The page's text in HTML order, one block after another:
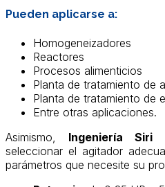
Pueden aplicarse a:
Homogeneizadores
Reactores
Procesos alimenticios
Planta de tratamiento de
Planta de tratamiento de
Entre otras aplicaciones.
Asimismo, Ingeniería Siri
seleccionar el agitador
parámetros que necesite su